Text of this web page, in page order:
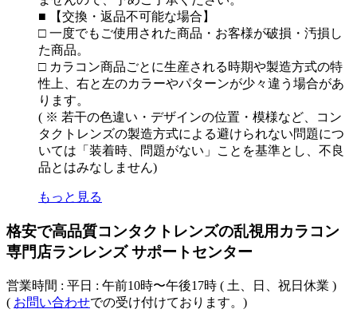
■ 【交換・返品不可能な場合】
□ 一度でもご使用された商品・お客様が破損・汚損し
た商品。
□ カラコン商品ごとに生産される時期や製造方式の特
性上、右と左のカラーやパターンが少々違う場合があ
ります。
( ※ 若干の色違い・デザインの位置・模様など、コン
タクトレンズの製造方式による避けられない問題につ
いては「装着時、問題がない」ことを基準とし、不良
品とはみなしません)
もっと見る
格安で高品質コンタクトレンズの乱視用カラコン
専門店ランレンズ サポートセンター
営業時間 : 平日 : 午前10時〜午後17時 ( 土、日、祝日休業 )
( お問い合わせでの受け付けております。)